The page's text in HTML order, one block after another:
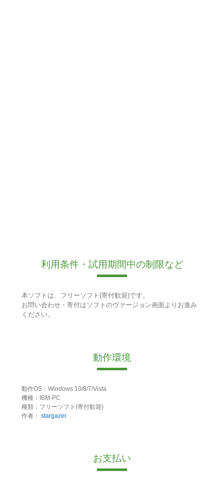
利用条件・試用期間中の制限など
本ソフトは、フリーソフト(寄付歓迎)です。
お問い合わせ・寄付はソフトのヴァージョン画面よりお進み
ください。
動作環境
動作OS：Windows 10/8/7/Vista
機種：IBM-PC
種類：フリーソフト(寄付歓迎)
作者： stargazer
お支払い